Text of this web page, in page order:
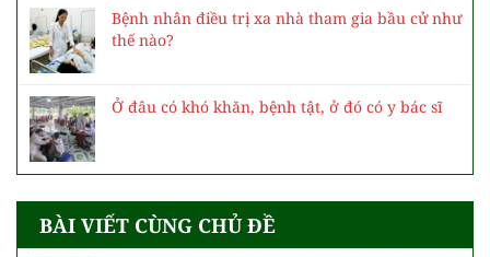
Bệnh nhân điều trị xa nhà tham gia bầu cử như
thế nào?
Ở đâu có khó khăn, bệnh tật, ở đó có y bác sĩ
BÀI VIẾT CÙNG CHỦ ĐỀ